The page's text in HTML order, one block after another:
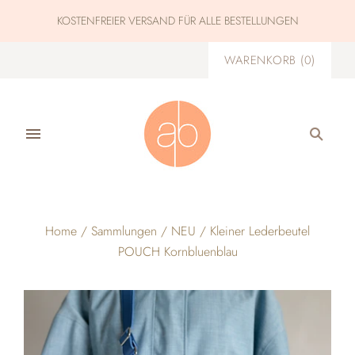
KOSTENFREIER VERSAND FÜR ALLE BESTELLUNGEN
WARENKORB (0)
Home / Sammlungen / NEU / Kleiner Lederbeutel
POUCH Kornbluenblau